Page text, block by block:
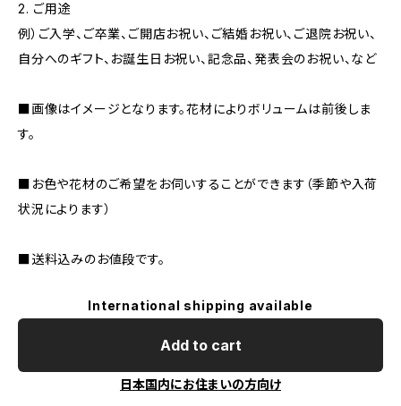
2. ご用途
例）ご入学、ご卒業、ご開店お祝い、ご結婚お祝い、ご退院お祝い、
自分へのギフト、お誕生日お祝い、記念品、発表会のお祝い、など
■画像はイメージとなります。花材によりボリュームは前後しま
す。
■お色や花材のご希望をお伺いすることができます（季節や入荷
状況によります）
■送料込みのお値段です。
International shipping available
Add to cart
日本国内にお住まいの方向け